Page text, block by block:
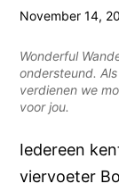
November 14,
Wonderful
ondersteund.
verdienen we
voor jou.
Iedereen
viervoeter